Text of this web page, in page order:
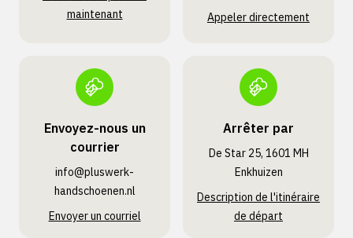
maintenant
Appeler directement
Envoyez-nous un
courrier
info@pluswerk­
handschoenen.nl
Envoyer un courriel
Arrêter par
De Star 25, 1601 MH
Enkhuizen
Description de l'itinéraire
de départ